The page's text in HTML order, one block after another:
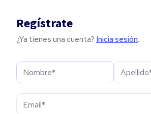
Regístrate
¿Ya tienes una cuenta? Inicia sesión.